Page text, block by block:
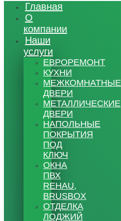
Главная
О
компании
Наши
услуги
ЕВРОРЕМОНТ
КУХНИ
МЕЖКОМНАТНЫЕ
ДВЕРИ
МЕТАЛЛИЧЕСКИЕ
ДВЕРИ
НАПОЛЬНЫЕ
ПОКРЫТИЯ
ПОД
КЛЮЧ
ОКНА
ПВХ
REHAU,
BRUSBOX
ОТДЕЛКА
ЛОДЖИЙ